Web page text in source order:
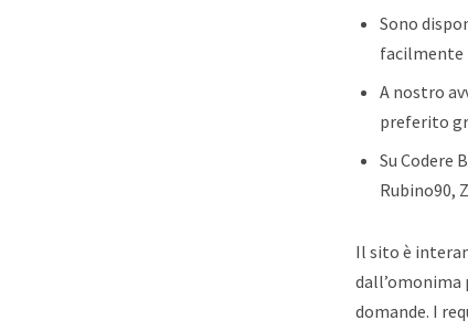
Sono
A nostro
preferito
Su Codere
Rubino90,
Il sito è
dall’omonima
domande. I